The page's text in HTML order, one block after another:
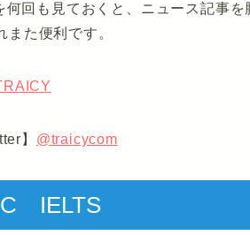
何回も見ておくと、ニュース記事
また便利です。
】 @traicycom
IELTS